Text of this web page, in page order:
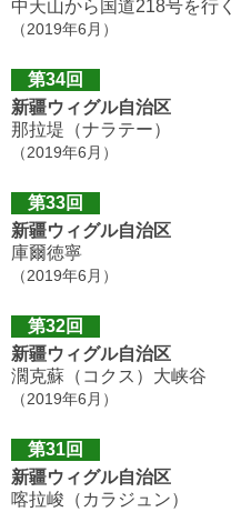
中天山から国道218号を行く
（2019年6月）
第34回
新疆ウィグル自治区
那拉堤（ナラテー）
（2019年6月）
第33回
新疆ウィグル自治区
庫爾徳寧
（2019年6月）
第32回
新疆ウィグル自治区
濶克蘇（コクス）大峡谷
（2019年6月）
第31回
新疆ウィグル自治区
喀拉峻（カラジュン）